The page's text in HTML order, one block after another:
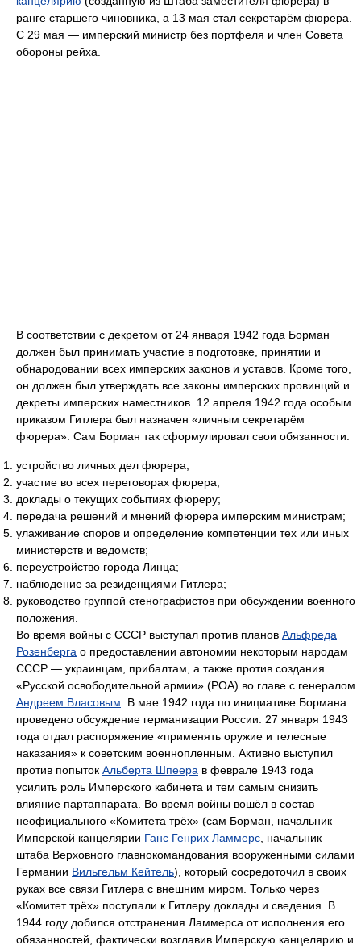
ранге старшего чиновника, а 13 мая стал секретарём фюрера.
С 29 мая — имперский министр без портфеля и член Совета
обороны рейха.
В соответствии с декретом от 24 января 1942 года Борман
должен был принимать участие в подготовке, принятии и
обнародовании всех имперских законов и уставов. Кроме того,
он должен был утверждать все законы имперских провинций и
декреты имперских наместников. 12 апреля 1942 года особым
приказом Гитлера был назначен «личным секретарём
фюрера». Сам Борман так сформулировал свои обязанности:
устройство личных дел фюрера;
участие во всех переговорах фюрера;
доклады о текущих событиях фюреру;
передача решений и мнений фюрера имперским министрам;
улаживание споров и определение компетенции тех или иных
министерств и ведомств;
переустройство города Линца;
наблюдение за резиденциями Гитлера;
руководство группой стенографистов при обсуждении военного
положения.
Во время войны с СССР выступал против планов Альфреда
Розенберга о предоставлении автономии некоторым народам
СССР — украинцам, прибалтам, а также против создания
«Русской освободительной армии» (РОА) во главе с генералом
Андреем Власовым . В мае 1942 года по инициативе Бормана
проведено обсуждение германизации России. 27 января 1943
года отдал распоряжение «применять оружие и телесные
наказания» к советским военнопленным. Активно выступил
против попыток Альберта Шпеера в феврале 1943 года
усилить роль Имперского кабинета и тем самым снизить
влияние партаппарата. Во время войны вошёл в состав
неофициального «Комитета трёх» (сам Борман, начальник
Имперской канцелярии Ганс Генрих Ламмерс , начальник
штаба Верховного главнокомандования вооруженными силами
Германии Вильгельм Кейтель), который сосредоточил в своих
руках все связи Гитлера с внешним миром. Только через
«Комитет трёх» поступали к Гитлеру доклады и сведения. В
1944 году добился отстранения Ламмерса от исполнения его
обязанностей, фактически возглавив Имперскую канцелярию и